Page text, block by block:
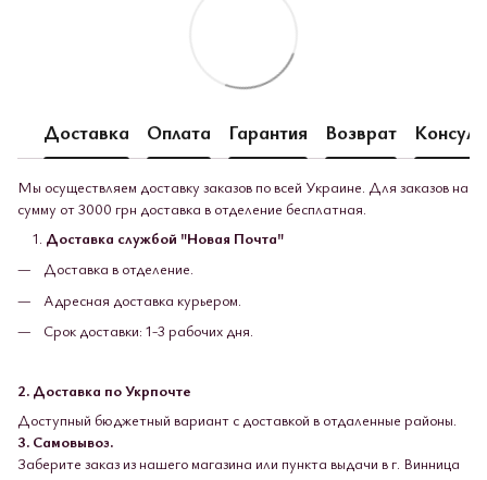
Доставка Оплата Гарантия Возврат
Мы осуществляем доставку заказов по всей Украине. Для заказов на
сумму от 3000 грн доставка в отделение бесплатная.
Доставка службой "Новая Почта"
Доставка в отделение.
Адресная доставка курьером.
Срок доставки: 1-3 рабочих дня.
2. Доставка по Укрпочте
Доступный бюджетный вариант с доставкой в ​​отдаленные районы.
3. Самовывоз.
Заберите заказ из нашего магазина или пункта выдачи в г. Винница